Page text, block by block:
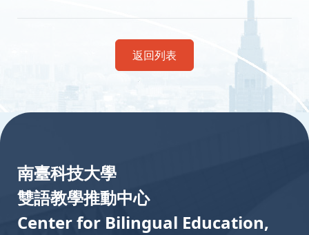
返回列表
南臺科技大學
雙語教學推動中心
Center for Bilingual Education,